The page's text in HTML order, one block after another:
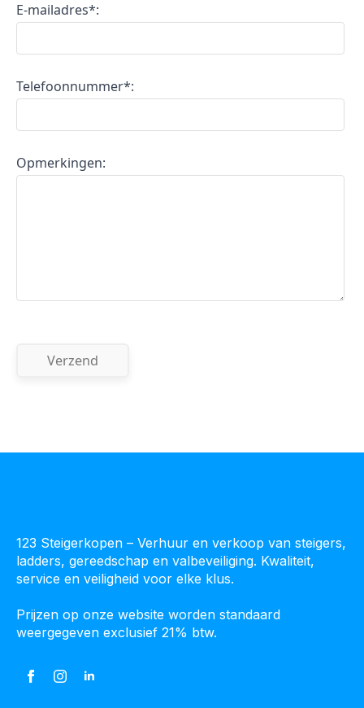
E-mailadres*:
Telefoonnummer*:
Opmerkingen:
123 Steigerkopen – Verhuur en verkoop van steigers,
ladders, gereedschap en valbeveiliging. Kwaliteit,
service en veiligheid voor elke klus.
Prijzen op onze website worden standaard
weergegeven exclusief 21% btw.